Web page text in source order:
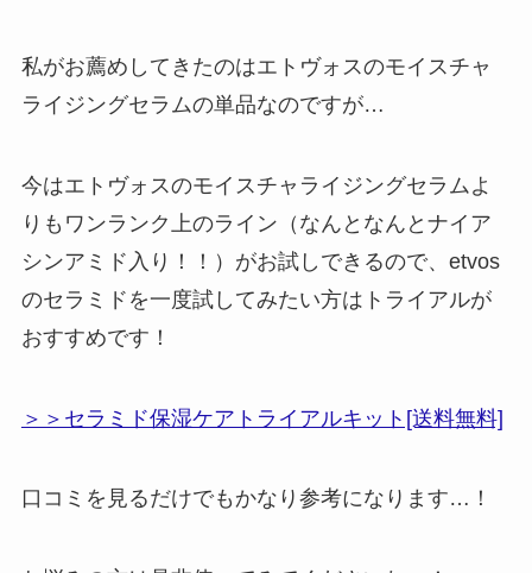
私がお薦めしてきたのはエトヴォスのモイスチャ
ライジングセラムの単品なのですが…
今はエトヴォスのモイスチャライジングセラムよ
りもワンランク上のライン（なんとなんとナイア
シンアミド入り！！）がお試しできるので、etvos
のセラミドを一度試してみたい方はトライアルが
おすすめです！
＞＞セラミド保湿ケアトライアルキット[送料無料]
口コミを見るだけでもかなり参考になります…！